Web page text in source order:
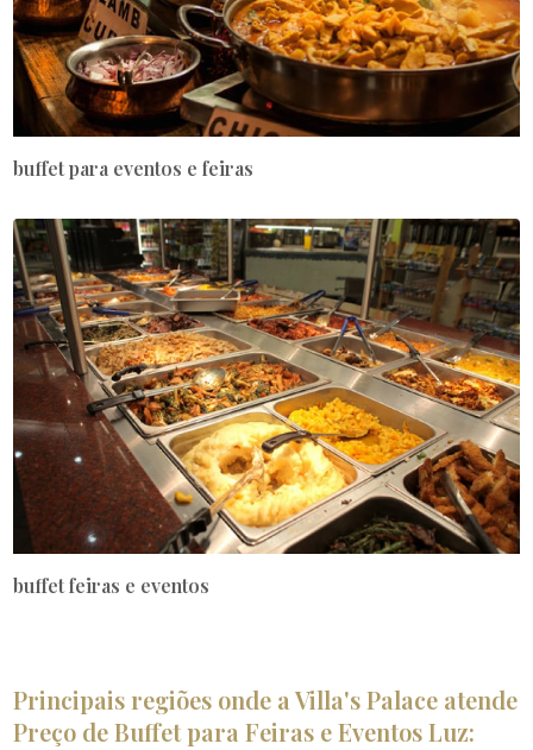
buffet para eventos e feiras
buffet feiras e eventos
Principais regiões onde a Villa's Palace atende
Preço de Buffet para Feiras e Eventos Luz: